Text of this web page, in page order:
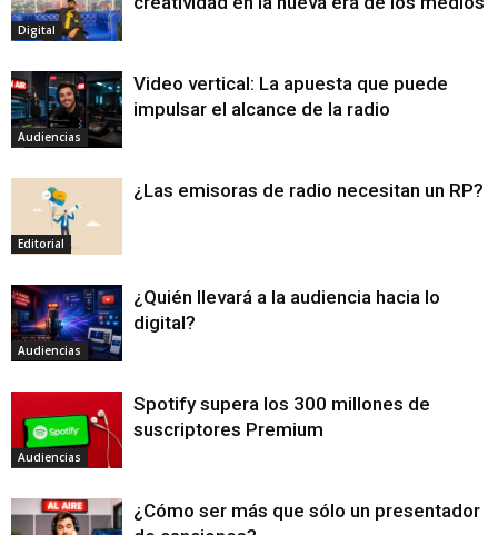
Digital
Audiencias
Video vertical: La apuesta que puede
impulsar el alcance de la radio
Editorial
¿Las emisoras de radio necesitan un RP?
Audiencias
¿Quién llevará a la audiencia hacia lo
digital?
Audiencias
Spotify supera los 300 millones de
suscriptores Premium
¿Cómo ser más que sólo un presentador